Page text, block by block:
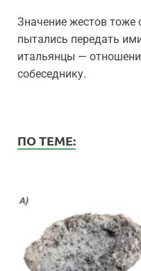
Значение жестов
пытались передать
итальянцы —
собеседнику.
ПО ТЕМЕ: